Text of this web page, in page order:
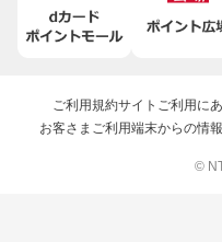
ご利用規約サイトご利用に
お客さまご利用端末からの情
©